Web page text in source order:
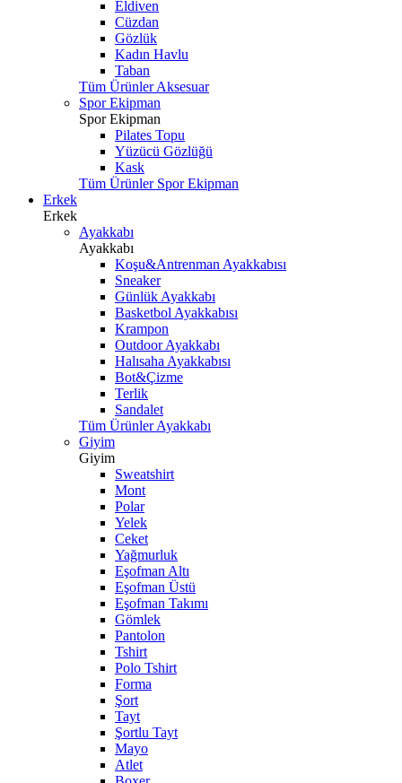
Eldiven
Cüzdan
Gözlük
Kadın Havlu
Taban
Tüm Ürünler Aksesuar
Spor Ekipman
Spor Ekipman
Pilates Topu
Yüzücü Gözlüğü
Kask
Tüm Ürünler Spor Ekipman
Erkek
Erkek
Ayakkabı
Ayakkabı
Koşu&Antrenman Ayakkabısı
Sneaker
Günlük Ayakkabı
Basketbol Ayakkabısı
Krampon
Outdoor Ayakkabı
Halısaha Ayakkabısı
Bot&Çizme
Terlik
Sandalet
Tüm Ürünler Ayakkabı
Giyim
Giyim
Sweatshirt
Mont
Polar
Yelek
Ceket
Yağmurluk
Eşofman Altı
Eşofman Üstü
Eşofman Takımı
Gömlek
Pantolon
Tshirt
Polo Tshirt
Forma
Şort
Tayt
Şortlu Tayt
Mayo
Atlet